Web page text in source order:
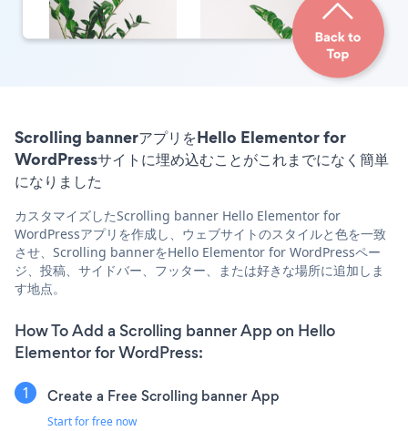
Scrolling bannerアプリをHello Elementor for
WordPressサイトに埋め込むことがこれまでになく簡単
になりました
カスタマイズしたScrolling banner Hello Elementor for
WordPressアプリを作成し、ウェブサイトのスタイルと色を一致
させ、Scrolling bannerをHello Elementor for WordPressペー
ジ、投稿、サイドバー、フッター、または好きな場所に追加しま
す地点。
How To Add a Scrolling banner App on Hello
Elementor for WordPress:
Create a Free Scrolling banner App
Start for free now